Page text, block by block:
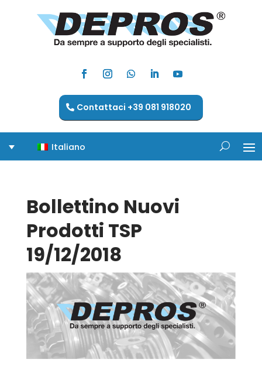
Contattaci +39 081 918020
Italiano
Bollettino Nuovi
Prodotti TSP
19/12/2018